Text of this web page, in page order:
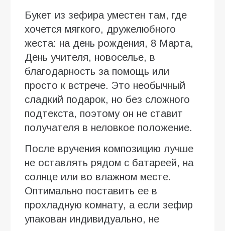
Букет из зефира уместен там, где
хочется мягкого, дружелюбного
жеста: на день рождения, 8 Марта,
День учителя, новоселье, в
благодарность за помощь или
просто к встрече. Это необычный
сладкий подарок, но без сложного
подтекста, поэтому он не ставит
получателя в неловкое положение.
После вручения композицию лучше
не оставлять рядом с батареей, на
солнце или во влажном месте.
Оптимально поставить ее в
прохладную комнату, а если зефир
упакован индивидуально, не